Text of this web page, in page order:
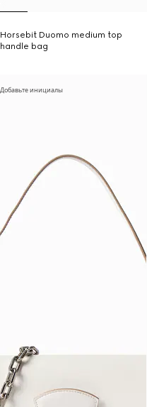
Horsebit Duomo medium top
handle bag
Добавьте инициалы